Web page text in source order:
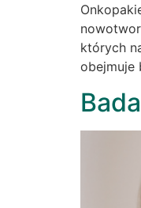
których
obejmuje